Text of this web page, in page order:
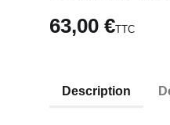
63,00 €TTC
Description